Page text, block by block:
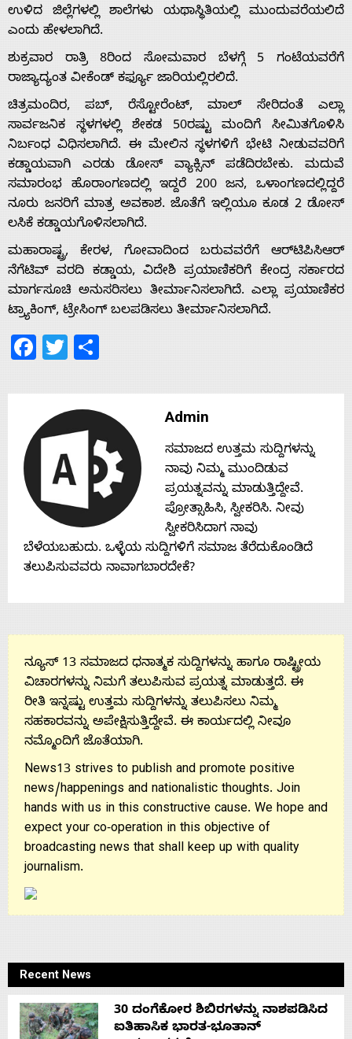
Home
About
Us
Advertise
With
s
Us
ಉಳಿದ ಜಿಲ್ಲೆಗಳಲ್ಲಿ ಶಾಲೆಗಳು ಯಥಾಸ್ಥಿತಿಯಲ್ಲಿ ಮುಂದುವರೆಯಲಿದೆ
ಎಂದು ಹೇಳಲಾಗಿದೆ.
ಶುಕ್ರವಾರ ರಾತ್ರಿ 8ರಿಂದ ಸೋಮವಾರ ಬೆಳಗ್ಗೆ 5 ಗಂಟೆಯವರೆಗೆ
ರಾಜ್ಯಾದ್ಯಂತ ವೀಕೆಂಡ್ ಕರ್ಫ್ಯೂ ಜಾರಿಯಲ್ಲಿರಲಿದೆ.
ಚಿತ್ರಮಂದಿರ, ಪಬ್, ರೆಸ್ಟೋರೆಂಟ್, ಮಾಲ್ ಸೇರಿದಂತೆ ಎಲ್ಲಾ
ಸಾರ್ವಜನಿಕ ಸ್ಥಳಗಳಲ್ಲಿ ಶೇಕಡ 50ರಷ್ಟು ಮಂದಿಗೆ ಸೀಮಿತಗೊಳಿಸಿ
ನಿರ್ಬಂಧ ವಿಧಿಸಲಾಗಿದೆ. ಈ ಮೇಲಿನ ಸ್ಥಳಗಳಿಗೆ ಭೇಟಿ ನೀಡುವವರಿಗೆ
ಕಡ್ಡಾಯವಾಗಿ ಎರಡು ಡೋಸ್​ ವ್ಯಾಕ್ಸಿನ್ ಪಡೆದಿರಬೇಕು. ಮದುವೆ
ಸಮಾರಂಭ ಹೊರಾಂಗಣದಲ್ಲಿ ಇದ್ದರೆ 200 ಜನ, ಒಳಾಂಗಣದಲ್ಲಿದ್ದರೆ
ನೂರು ಜನರಿಗೆ ಮಾತ್ರ ಅವಕಾಶ. ಜೊತೆಗೆ ಇಲ್ಲಿಯೂ ಕೂಡ 2 ಡೋಸ್
ಲಸಿಕೆ ಕಡ್ಡಾಯಗೊಳಿಸಲಾಗಿದೆ.
ಮಹಾರಾಷ್ಟ್ರ, ಕೇರಳ, ಗೋವಾದಿಂದ ಬರುವವರೆಗೆ ಆರ್​ಟಿಪಿಸಿಆರ್
ನೆಗೆಟಿವ್ ವರದಿ ಕಡ್ಡಾಯ, ವಿದೇಶಿ ಪ್ರಯಾಣಿಕರಿಗೆ ಕೇಂದ್ರ ಸರ್ಕಾರದ
ಮಾರ್ಗಸೂಚಿ ಅನುಸರಿಸಲು ತೀರ್ಮಾನಿಸಲಾಗಿದೆ. ಎಲ್ಲಾ ಪ್ರಯಾಣಿಕರ
ಟ್ರ್ಯಾಕಿಂಗ್, ಟ್ರೇಸಿಂಗ್ ಬಲಪಡಿಸಲು ತೀರ್ಮಾನಿಸಲಾಗಿದೆ.
Facebook
Twitter
Admin
ಸಮಾಜದ ಉತ್ತಮ ಸುದ್ದಿಗಳನ್ನು
ನಾವು ನಿಮ್ಮ ಮುಂದಿಡುವ
ಪ್ರಯತ್ನವನ್ನು ಮಾಡುತ್ತಿದ್ದೇವೆ.
ಪ್ರೋತ್ಸಾಹಿಸಿ, ಸ್ವೀಕರಿಸಿ. ನೀವು
ಸ್ವೀಕರಿಸಿದಾಗ ನಾವು
ಬೆಳೆಯಬಹುದು. ಒಳ್ಳೆಯ ಸುದ್ದಿಗಳಿಗೆ ಸಮಾಜ ತೆರೆದುಕೊಂಡಿದೆ
ತಲುಪಿಸುವವರು ನಾವಾಗಬಾರದೇಕೆ?
ನ್ಯೂಸ್ 13 ಸಮಾಜದ ಧನಾತ್ಮಕ ಸುದ್ದಿಗಳನ್ನು ಹಾಗೂ ರಾಷ್ಟ್ರೀಯ
ವಿಚಾರಗಳನ್ನು ನಿಮಗೆ ತಲುಪಿಸುವ ಪ್ರಯತ್ನ ಮಾಡುತ್ತದೆ. ಈ
ರೀತಿ ಇನ್ನಷ್ಟು ಉತ್ತಮ ಸುದ್ದಿಗಳನ್ನು ತಲುಪಿಸಲು ನಿಮ್ಮ
ಸಹಕಾರವನ್ನು ಅಪೇಕ್ಷಿಸುತ್ತಿದ್ದೇವೆ. ಈ ಕಾರ್ಯದಲ್ಲಿ ನೀವೂ
ನಮ್ಮೊಂದಿಗೆ ಜೊತೆಯಾಗಿ.
News13 strives to publish and promote positive
news/happenings and nationalistic thoughts. Join
hands with us in this constructive cause. We hope and
expect your co-operation in this objective of
broadcasting news that shall keep up with quality
journalism.
Recent News
30 ದಂಗೆಕೋರ ಶಿಬಿರಗಳನ್ನು ನಾಶಪಡಿಸಿದ
ಐತಿಹಾಸಿಕ ಭಾರತ-ಭೂತಾನ್